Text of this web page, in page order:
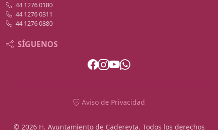
44 1276 0180
44 1276 0311
44 1276 0880
SÍGUENOS
Aviso de Privacidad
© 2026 H. Ayuntamiento de Cadereyta. Todos los derechos